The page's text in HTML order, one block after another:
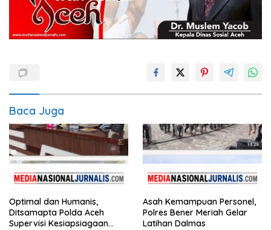
Baca Juga
Optimal dan Humanis,
Ditsamapta Polda Aceh
Supervisi Kesiapsiagaan
Asah Kemampuan Personel,
Polres Bener Meriah Gelar
Latihan Dalmas